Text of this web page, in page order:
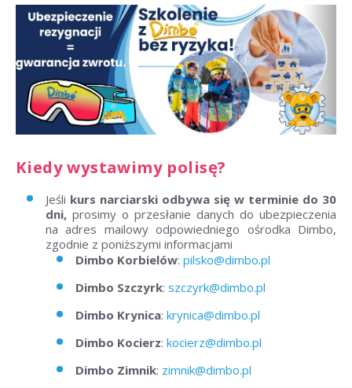
Kiedy wystawimy polisę?
Jeśli kurs narciarski odbywa się w terminie do 30
dni, prosimy o przesłanie danych do ubezpieczenia
na adres mailowy odpowiedniego ośrodka Dimbo,
zgodnie z poniższymi informacjami
Dimbo Korbielów: pilsko@dimbo.pl
Dimbo Szczyrk: szczyrk@dimbo.pl
Dimbo Krynica: krynica@dimbo.pl
Dimbo Kocierz: kocierz@dimbo.pl
Dimbo Zimnik: zimnik@dimbo.pl